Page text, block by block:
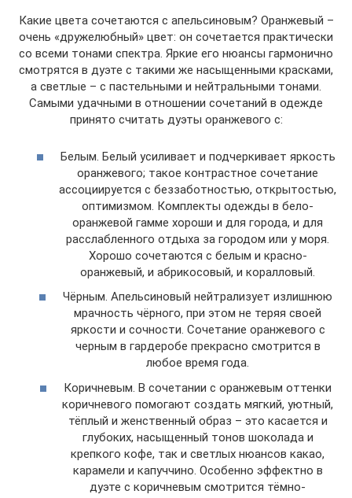
Какие цвета сочетаются с апельсиновым? Оранжевый –
очень «дружелюбный» цвет: он сочетается практически
со всеми тонами спектра. Яркие его нюансы гармонично
смотрятся в дуэте с такими же насыщенными красками,
а светлые – с пастельными и нейтральными тонами.
Самыми удачными в отношении сочетаний в одежде
принято считать дуэты оранжевого с:
Белым. Белый усиливает и подчеркивает яркость
оранжевого; такое контрастное сочетание
ассоциируется с беззаботностью, открытостью,
оптимизмом. Комплекты одежды в бело-
оранжевой гамме хороши и для города, и для
расслабленного отдыха за городом или у моря.
Хорошо сочетаются с белым и красно-
оранжевый, и абрикосовый, и коралловый.
Чёрным. Апельсиновый нейтрализует излишнюю
мрачность чёрного, при этом не теряя своей
яркости и сочности. Сочетание оранжевого с
черным в гардеробе прекрасно смотрится в
любое время года.
Коричневым. В сочетании с оранжевым оттенки
коричневого помогают создать мягкий, уютный,
тёплый и женственный образ – это касается и
глубоких, насыщенный тонов шоколада и
крепкого кофе, так и светлых нюансов какао,
карамели и капуччино. Особенно эффектно в
дуэте с коричневым смотрится тёмно-